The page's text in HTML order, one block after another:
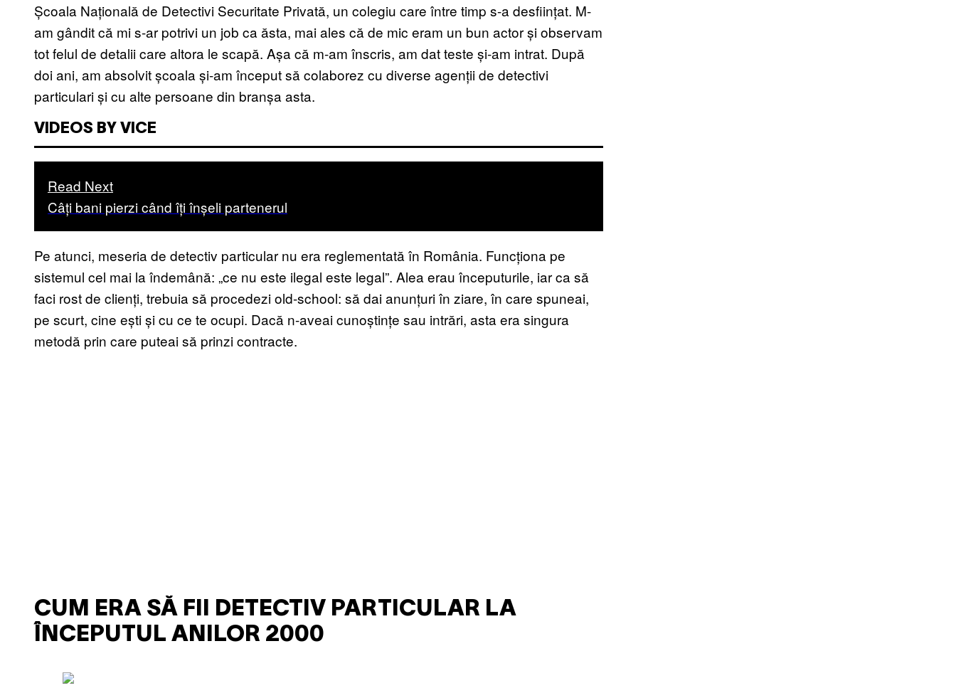
Școala Națională de Detectivi Securitate Privată, un colegiu care între timp s-a desființat. M-
am gândit că mi s-ar potrivi un job ca ăsta, mai ales că de mic eram un bun actor și observam
tot felul de detalii care altora le scapă. Așa că m-am înscris, am dat teste și-am intrat. După
doi ani, am absolvit școala și-am început să colaborez cu diverse agenții de detectivi
particulari și cu alte persoane din branșa asta.
VIDEOS BY VICE
Read Next
Câți bani pierzi când îți înșeli partenerul
Pe atunci, meseria de detectiv particular nu era reglementată în România. Funcționa pe
sistemul cel mai la îndemână: „ce nu este ilegal este legal”. Alea erau începuturile, iar ca să
faci rost de clienți, trebuia să procedezi old-school: să dai anunțuri în ziare, în care spuneai,
pe scurt, cine ești și cu ce te ocupi. Dacă n-aveai cunoștințe sau intrări, asta era singura
metodă prin care puteai să prinzi contracte.
CUM ERA SĂ FII DETECTIV PARTICULAR LA
ÎNCEPUTUL ANILOR 2000